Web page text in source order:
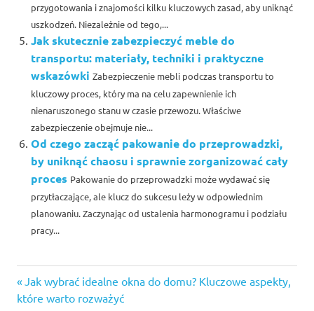
przygotowania i znajomości kilku kluczowych zasad, aby uniknąć
uszkodzeń. Niezależnie od tego,...
Jak skutecznie zabezpieczyć meble do
transportu: materiały, techniki i praktyczne
wskazówki Zabezpieczenie mebli podczas transportu to
kluczowy proces, który ma na celu zapewnienie ich
nienaruszonego stanu w czasie przewozu. Właściwe
zabezpieczenie obejmuje nie...
Od czego zacząć pakowanie do przeprowadzki,
by uniknąć chaosu i sprawnie zorganizować cały
proces Pakowanie do przeprowadzki może wydawać się
przytłaczające, ale klucz do sukcesu leży w odpowiednim
planowaniu. Zaczynając od ustalenia harmonogramu i podziału
pracy...
Nawigacja
Previous
Post:
Jak wybrać idealne okna do domu? Kluczowe aspekty,
które warto rozważyć